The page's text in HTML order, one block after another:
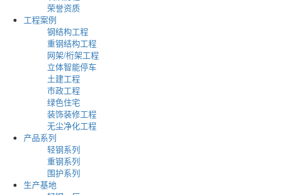
荣誉资质
工程案例
钢结构工程
重钢结构工程
网架/桁架工程
立体智能停车
土建工程
市政工程
绿色住宅
装饰装修工程
无尘净化工程
产品系列
轻钢系列
重钢系列
围护系列
生产基地